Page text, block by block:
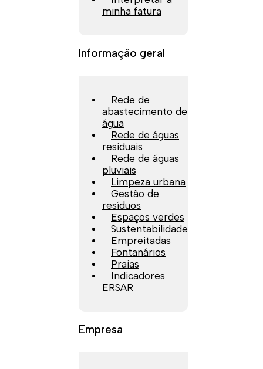
minha fatura
Informação geral
Rede de
abastecimento de
água
Rede de águas
residuais
Rede de águas
pluviais
Limpeza urbana
Gestão de
resíduos
Espaços verdes
Sustentabilidade
Empreitadas
Fontanários
Praias
Indicadores
ERSAR
Empresa